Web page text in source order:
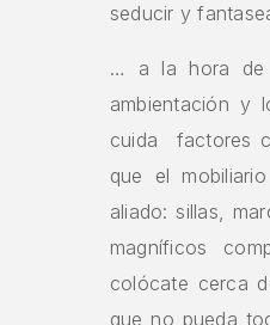
seducir y
… a la hora de
ambientación y
cuida factores
que el
aliado: sillas,
magníficos
colócate cerca
que no pueda